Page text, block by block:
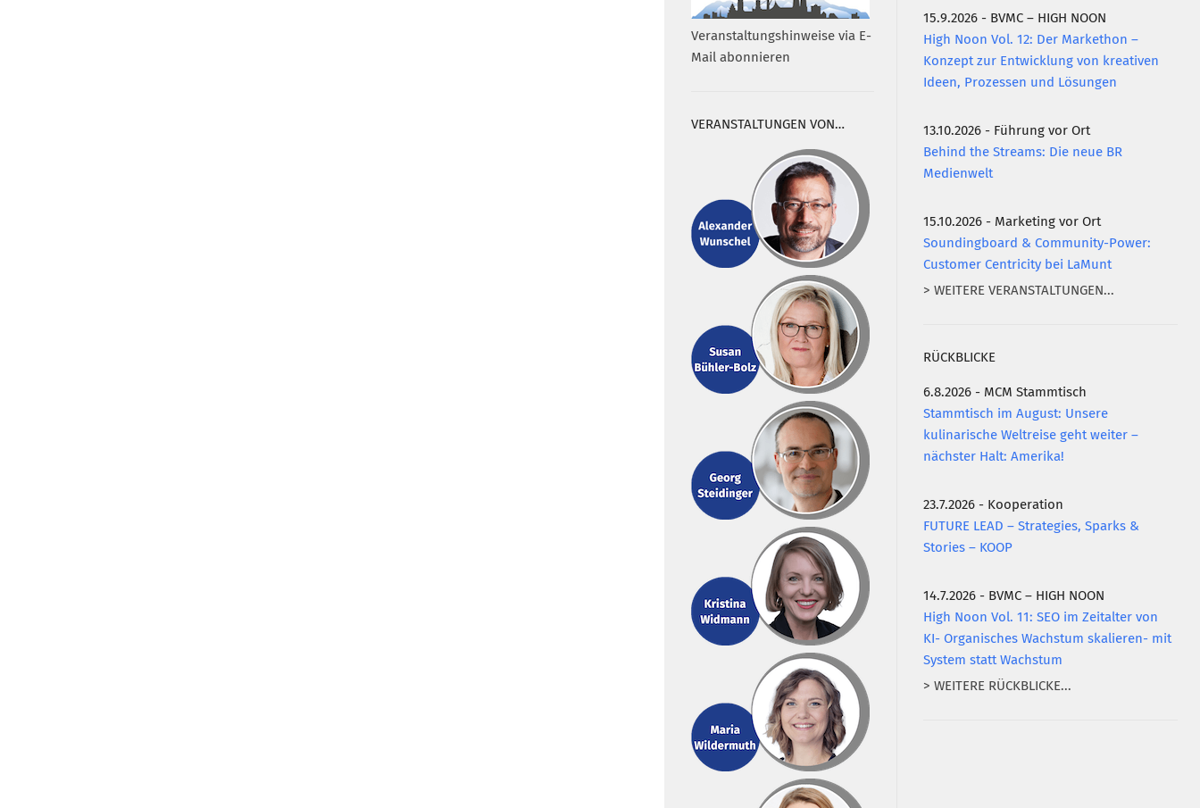
15.9.2026 - BVMC – HIGH NOON
High Noon Vol. 12: Der Markethon –
Konzept zur Entwicklung von kreativen
Ideen, Prozessen und Lösungen
13.10.2026 - Führung vor Ort
Behind the Streams: Die neue BR
Medienwelt
15.10.2026 - Marketing vor Ort
Soundingboard & Community-Power:
Customer Centricity bei LaMunt
> WEITERE VERANSTALTUNGEN...
RÜCKBLICKE
6.8.2026 - MCM Stammtisch
Stammtisch im August: Unsere
kulinarische Weltreise geht weiter –
nächster Halt: Amerika!
23.7.2026 - Kooperation
FUTURE LEAD – Strategies, Sparks &
Stories – KOOP
14.7.2026 - BVMC – HIGH NOON
High Noon Vol. 11: SEO im Zeitalter von
KI- Organisches Wachstum skalieren- mit
System statt Wachstum
> WEITERE RÜCKBLICKE...
Veranstaltungshinweise via E-
Mail abonnieren
VERANSTALTUNGEN VON…